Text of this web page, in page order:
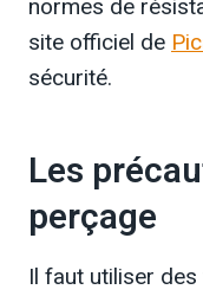
normes de
site officiel de
sécurité.
Les
perçage
Il faut utiliser